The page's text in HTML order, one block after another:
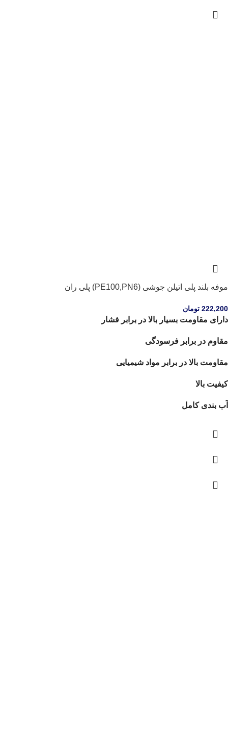
موفه بلند پلی اتیلن جوشی (PE100,PN6) پلی ران
222,200 تومان
دارای مقاومت بسیار بالا در برابر فشار
مقاوم در برابر فرسودگی
مقاومت بالا در برابر مواد شیمیایی
کیفیت بالا
آب بندی کامل